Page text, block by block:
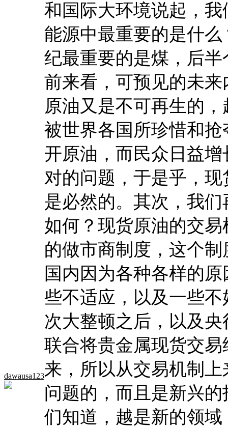
dawausa123
和国际大环境说起，
能源中最重要的是什
纪最重要的是煤，后
前来看，可预见的未
原油又是不可再生的
被世界各国所珍惜和
开原油，而民众日益
对的问题，于是乎，
是必然的。其次，我
如何？现货原油的交
的做市商制度，这个
国内因为各种各样的
些不适应，以及一些
次大整顿之后，以及
联合将贵金属现货交
来，所以从交易机制
问题的，而且是新兴
们知道，越是新的领